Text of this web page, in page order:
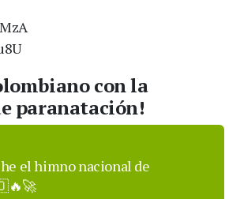
con la
paranatación!
el himno nacional de